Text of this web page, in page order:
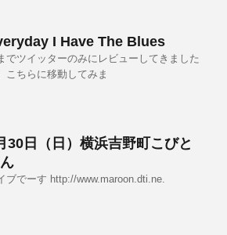
I Have The Blues
でツイッターのみにレビューしてきました
こちらに移動してみま
30日（日）横浜吉野町こびと
ブでーす http://www.maroon.dti.ne.